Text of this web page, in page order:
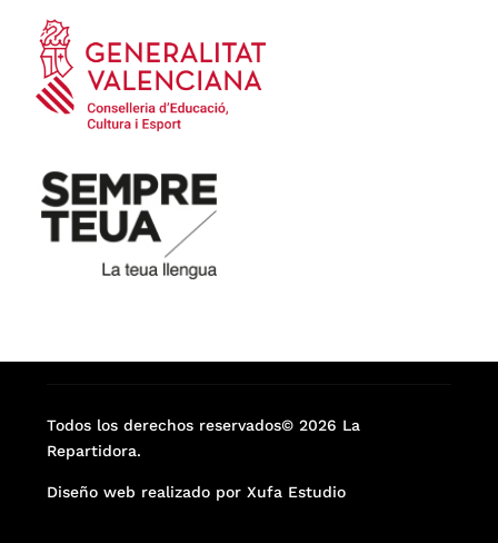
Todos los derechos reservados© 2026 La
Repartidora.
Diseño web realizado por Xufa Estudio